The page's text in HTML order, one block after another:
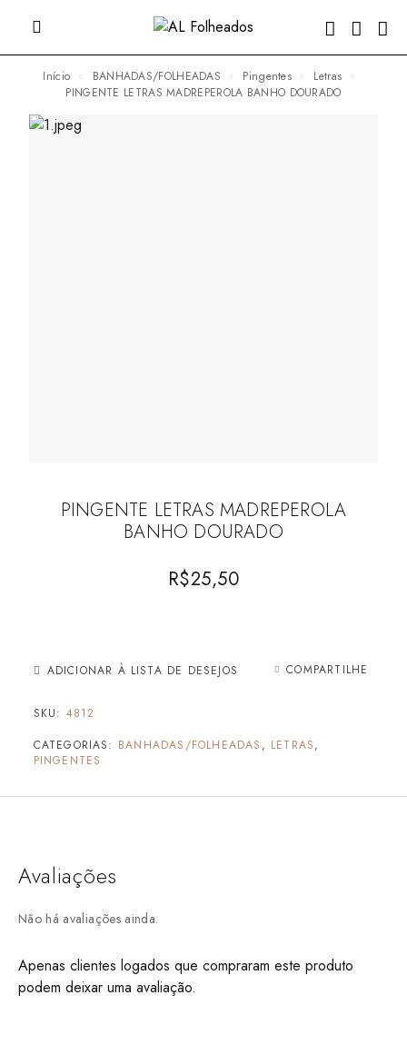
Início BANHADAS/FOLHEADAS Pingentes
Letras
PINGENTE LETRAS MADREPEROLA BANHO DOURADO
PINGENTE LETRAS MADREPEROLA
BANHO DOURADO
R$25,50
ADICIONAR À LISTA DE DESEJOS COMPARTILHE
SKU: 4812
CATEGORIAS: BANHADAS/FOLHEADAS , LETRAS,
PINGENTES
Avaliações
Não há avaliações ainda.
Apenas clientes logados que compraram este produto
podem deixar uma avaliação.